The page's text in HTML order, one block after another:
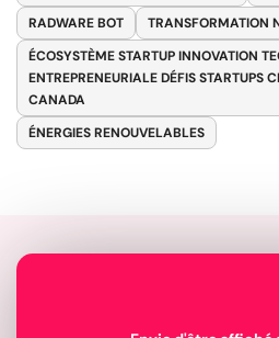
RADWARE BOT
TRANSFORMATION
ÉCOSYSTÈME STARTUP INNOVATION
ENTREPRENEURIALE DÉFIS STARTUPS
CANADA
ÉNERGIES RENOUVELABLES